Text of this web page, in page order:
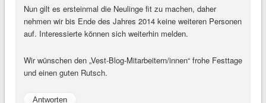
Nun gilt es ersteinmal die Neulinge fit zu machen, daher
nehmen wir bis Ende des Jahres 2014 keine weiteren Personen
auf. Interessierte können sich weiterhin melden.
Wir wünschen den „Vest-Blog-Mitarbeitern/innen“ frohe Festtage
und einen guten Rutsch.
Antworten